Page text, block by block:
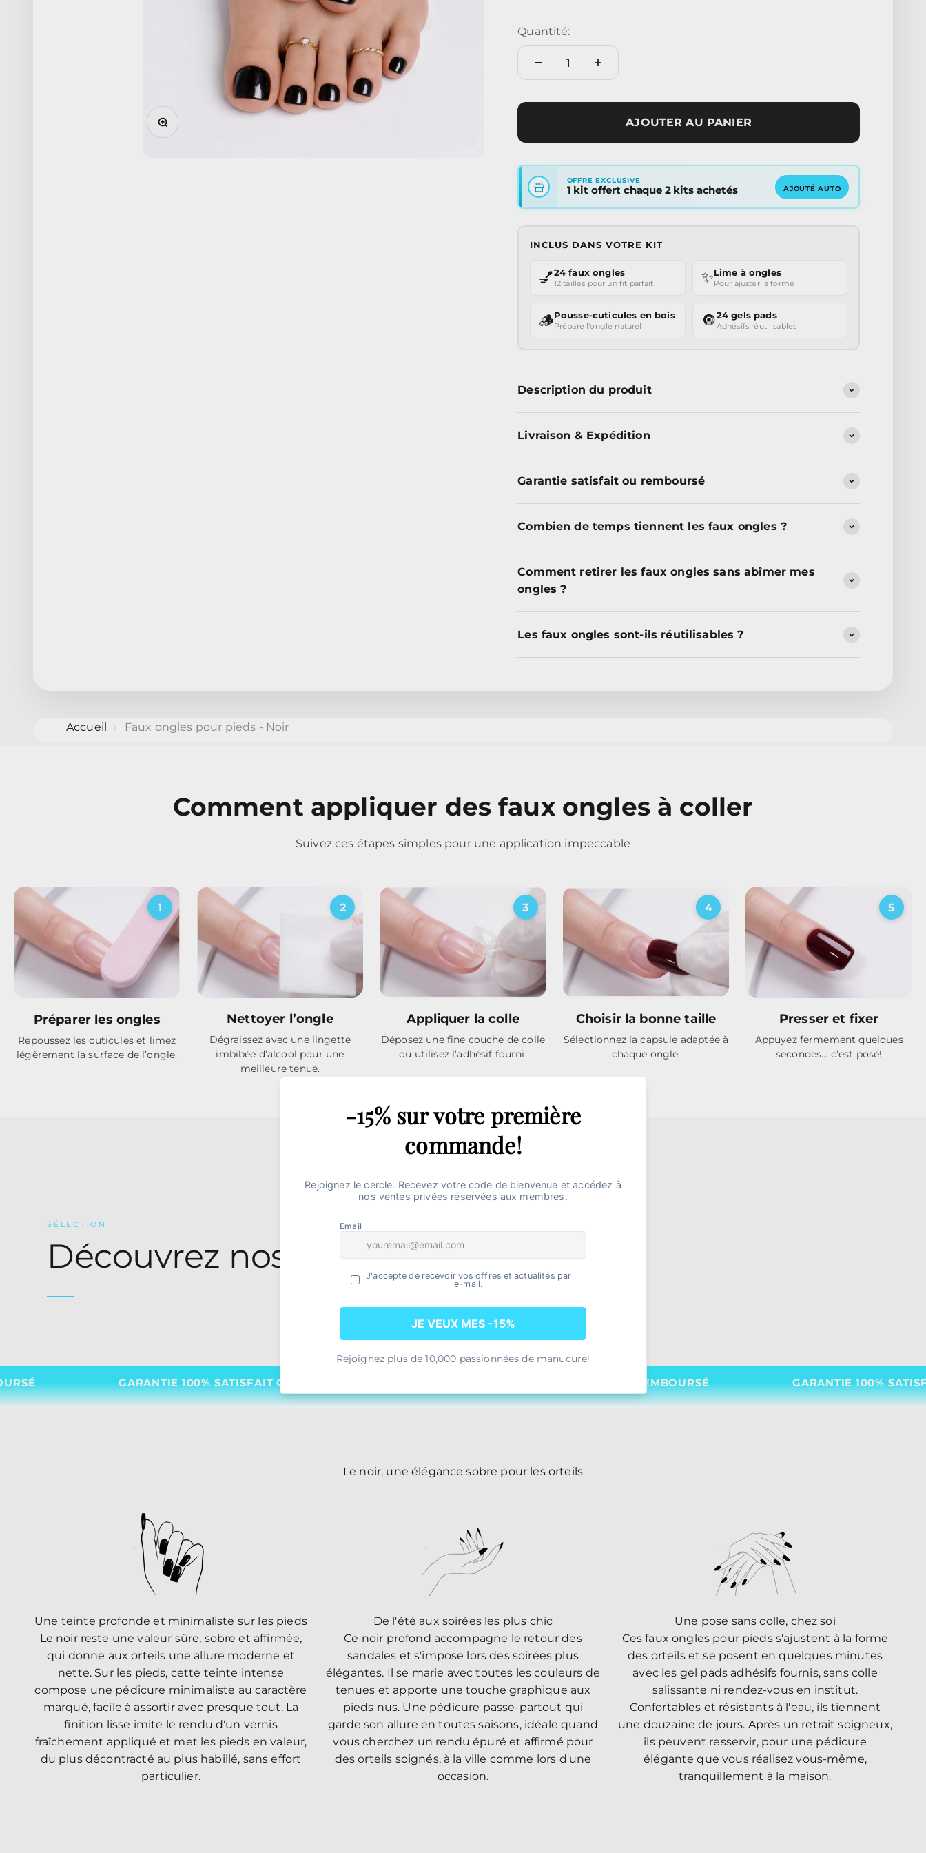
Zoomer sur l'image
Quantité:
AJOUTER AU PANIER
OFFRE EXCLUSIVE
1 kit offert chaque 2 kits achetés AJOUTÉ AUTO
INCLUS DANS VOTRE KIT
💅24 faux ongles
12 tailles pour un fit parfait ✨Lime à ongles
Pour ajuster la forme
🪵Pousse-cuticules en bois
Prépare l'ongle naturel 🔘24 gels pads
Adhésifs réutilisables
Description du produit
Livraison & Expédition
Garantie satisfait ou remboursé
Combien de temps tiennent les faux ongles ?
Comment retirer les faux ongles sans abîmer mes
ongles ?
Les faux ongles sont-ils réutilisables ?
Accueil Faux ongles pour pieds - Noir
Comment appliquer des faux ongles à coller
Suivez ces étapes simples pour une application impeccable
1
Préparer les ongles
Repoussez les cuticules et limez
légèrement la surface de l’ongle.
2
Nettoyer l’ongle
Dégraissez avec une lingette
imbibée d’alcool pour une
meilleure tenue.
3
Appliquer la colle
Déposez une fine couche de colle
ou utilisez l’adhésif fourni.
4
Choisir la bonne taille
Sélectionnez la capsule adaptée à
chaque ongle.
5
Presser et fixer
Appuyez fermement quelques
secondes… c’est posé!
SÉLECTION
Découvrez nos autresfaux ongles
GARANTIE 100% SATISFAIT OU REMBOURSÉ GARANTIE 100% SATISFAIT OU
Le noir, une élégance sobre pour les orteils
Une teinte profonde et minimaliste sur les pieds
Le noir reste une valeur sûre, sobre et affirmée,
qui donne aux orteils une allure moderne et
nette. Sur les pieds, cette teinte intense
compose une pédicure minimaliste au caractère
marqué, facile à assortir avec presque tout. La
finition lisse imite le rendu d'un vernis
fraîchement appliqué et met les pieds en valeur,
du plus décontracté au plus habillé, sans effort
particulier.
De l'été aux soirées les plus chic
Ce noir profond accompagne le retour des
sandales et s'impose lors des soirées plus
élégantes. Il se marie avec toutes les couleurs de
tenues et apporte une touche graphique aux
pieds nus. Une pédicure passe-partout qui
garde son allure en toutes saisons, idéale quand
vous cherchez un rendu épuré et affirmé pour
des orteils soignés, à la ville comme lors d'une
occasion.
Une pose sans colle, chez soi
Ces faux ongles pour pieds s'ajustent à la forme
des orteils et se posent en quelques minutes
avec les gel pads adhésifs fournis, sans colle
salissante ni rendez-vous en institut.
Confortables et résistants à l'eau, ils tiennent
une douzaine de jours. Après un retrait soigneux,
ils peuvent resservir, pour une pédicure
élégante que vous réalisez vous-même,
tranquillement à la maison.